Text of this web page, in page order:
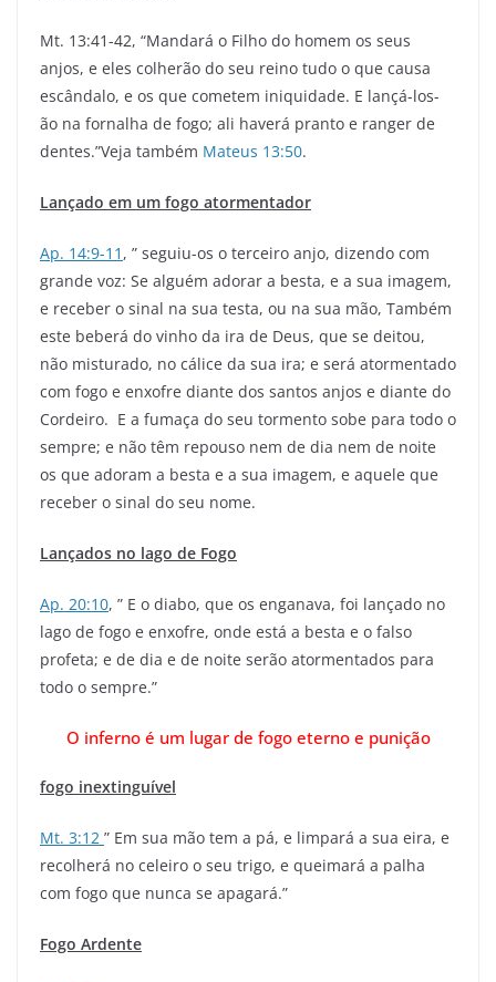
Mt. 13:41-42, “Mandará o Filho do homem os seus
anjos, e eles colherão do seu reino tudo o que causa
escândalo, e os que cometem iniquidade. E lançá-los-
ão na fornalha de fogo; ali haverá pranto e ranger de
dentes.”Veja também Mateus 13:50.
Lançado em um fogo atormentador
Ap. 14:9-11 , ” seguiu-os o terceiro anjo, dizendo com
grande voz: Se alguém adorar a besta, e a sua imagem,
e receber o sinal na sua testa, ou na sua mão, Também
este beberá do vinho da ira de Deus, que se deitou,
não misturado, no cálice da sua ira; e será atormentado
com fogo e enxofre diante dos santos anjos e diante do
Cordeiro. E a fumaça do seu tormento sobe para todo o
sempre; e não têm repouso nem de dia nem de noite
os que adoram a besta e a sua imagem, e aquele que
receber o sinal do seu nome.
Lançados no lago de Fogo
Ap. 20:10, ” E o diabo, que os enganava, foi lançado no
lago de fogo e enxofre, onde está a besta e o falso
profeta; e de dia e de noite serão atormentados para
todo o sempre.”
O inferno é um lugar de fogo eterno e punição
fogo inextinguível
Mt. 3:12 ” Em sua mão tem a pá, e limpará a sua eira, e
recolherá no celeiro o seu trigo, e queimará a palha
com fogo que nunca se apagará.”
Fogo Ardente